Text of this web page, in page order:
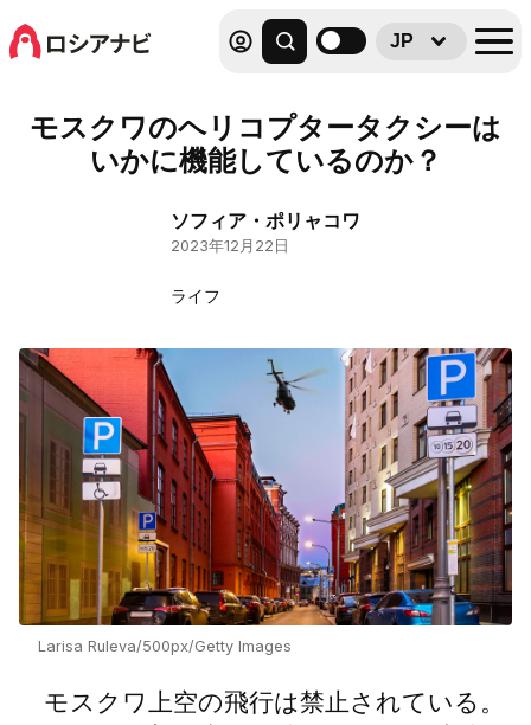
JP
モスクワのヘリコプタータクシーは
いかに機能しているのか？
ソフィア・ポリャコワ
2023年12月22日
ライフ
Larisa Ruleva/500px/Getty Images
モスクワ上空の飛行は禁止されている。